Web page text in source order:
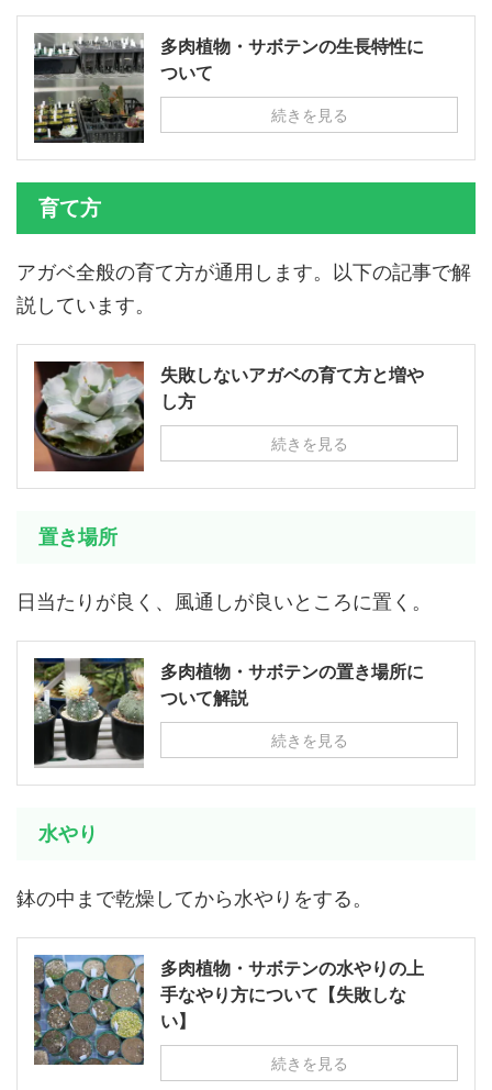
多肉植物・サボテンの生長特性に
ついて
続きを見る
育て方
アガベ全般の育て方が通用します。以下の記事で解
説しています。
失敗しないアガベの育て方と増や
し方
続きを見る
置き場所
日当たりが良く、風通しが良いところに置く。
多肉植物・サボテンの置き場所に
ついて解説
続きを見る
水やり
鉢の中まで乾燥してから水やりをする。
多肉植物・サボテンの水やりの上
手なやり方について【失敗しな
い】
続きを見る